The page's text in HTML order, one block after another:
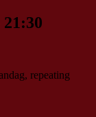
21:30
repeating